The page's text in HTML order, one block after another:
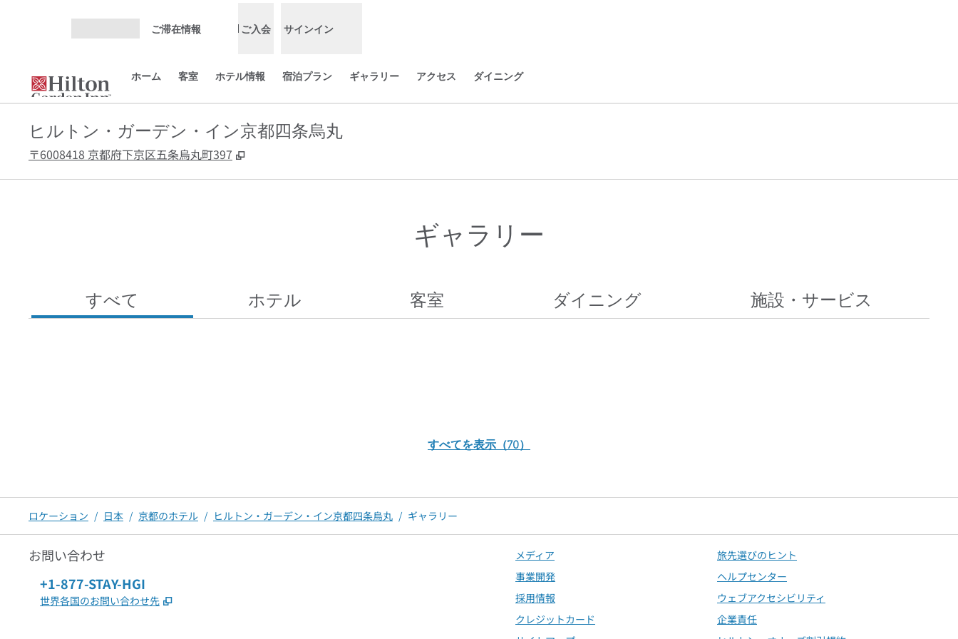
ご滞在情報 ご入会 サインイン
ホーム 客室 ホテル情報 宿泊プラン ギャラリー アクセス ダイニング
ヒルトン・ガーデン・イン京都四条烏丸
〒6008418 京都府下京区五条烏丸町397
,
ギャラリー
すべて ホテル 客室 ダイニング 施設・サービス
すべてを表示（70）
ロケーション / 日本 / 京都のホテル / ヒルトン・ガーデン・イン京都四条烏丸 / ギャラリー
お問い合わせ
電話：
+1-877-STAY-HGI
世界各国のお問い合わせ先 ,
メディア
事業開発
採用情報
クレジットカード
旅先選びのヒント
ヘルプセンター
ウェブアクセシビリティ
企業責任